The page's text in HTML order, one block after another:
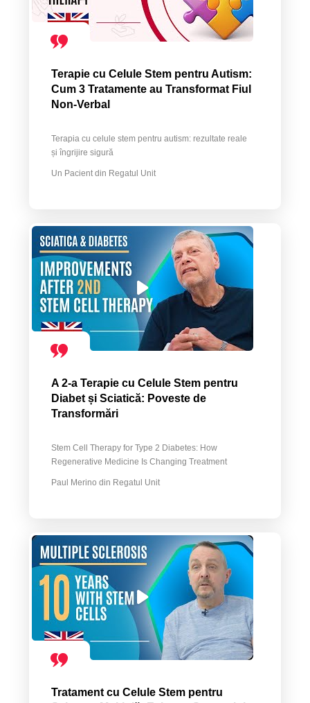
Terapie cu Celule Stem pentru Autism:
Cum 3 Tratamente au Transformat Fiul
Non-Verbal
Terapia cu celule stem pentru autism: rezultate reale
și îngrijire sigură
Un Pacient din Regatul Unit
A 2-a Terapie cu Celule Stem pentru
Diabet și Sciatică: Poveste de
Transformări
Stem Cell Therapy for Type 2 Diabetes: How
Regenerative Medicine Is Changing Treatment
Paul Merino din Regatul Unit
Tratament cu Celule Stem pentru